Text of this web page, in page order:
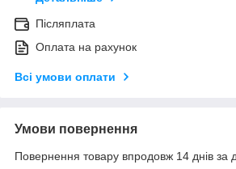
Післяплата
Оплата на рахунок
Всі умови оплати
Умови повернення
Повернення товару впродовж 14 днів за